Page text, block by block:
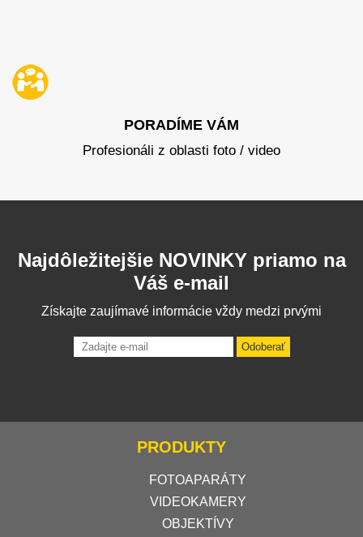
PORADÍME VÁM
Profesionáli z oblasti foto / video
Najdôležitejšie NOVINKY priamo na
Váš e-mail
Získajte zaujímavé informácie vždy medzi prvými
Odoberať
PRODUKTY
FOTOAPARÁTY
VIDEOKAMERY
OBJEKTÍVY